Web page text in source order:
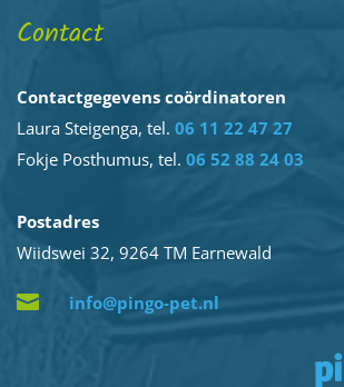
Contact
Contactgegevens coördinatoren
Laura Steigenga, tel. 06 11 22 47 27
Fokje Posthumus, tel. 06 52 88 24 03
Postadres
Wiidswei 32, 9264 TM Earnewald
 info@pingo-pet.nl